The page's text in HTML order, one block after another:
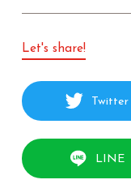
Let's share!
Twitter
LINE